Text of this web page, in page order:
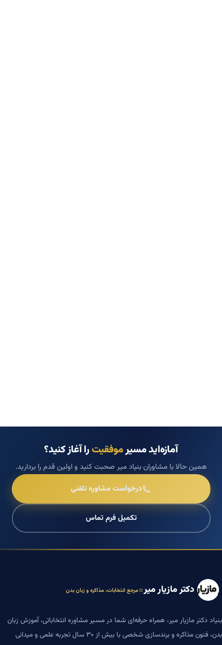
آمازه‌اید مسیرموفقیترا آغاز کنید؟
همین حالا با مشاوران بنیاد میر صحبت کنید و اولین قدم را بردارید.
درخواست مشاوره تلفنی
تکمیل فرم تماس
دکتر مازیار میر مرجع انتخابات، مذاکره و زبان بدن
بنیاد دکتر مازیار میر، همراه حرفه‌ای شما در مسیر مشاوره انتخاباتی، آموزش زبان
بدن، فنون مذاکره و برندسازی شخصی با بیش از ۳۰ سال تجربه علمی و میدانی